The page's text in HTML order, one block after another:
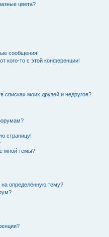
цвета?
сообщения!
кого-то с этой конференции!
списках моих друзей и недругов?
страницу!
мной темы?
на определённую тему?